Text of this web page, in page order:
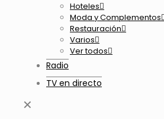
Hoteles
Moda y Complementos
Restauración
Varios
Ver todos
Radio
TV en directo
✕